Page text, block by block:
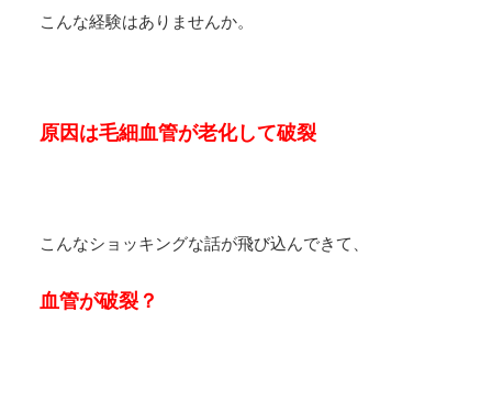
こんな経験はありませんか。
原因は毛細血管が老化して破裂
こんなショッキングな話が飛び込んできて、
血管が破裂？